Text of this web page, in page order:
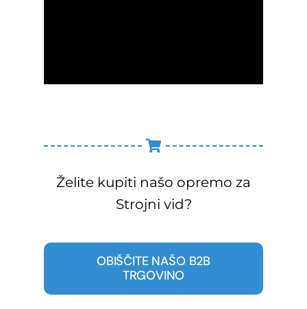
Želite kupiti našo opremo za
Strojni vid?
OBIŠČITE NAŠO B2B
TRGOVINO